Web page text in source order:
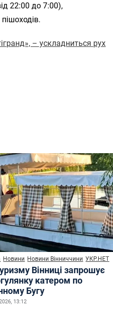
22:00 до 7:00),
– ускладниться рух
Новини Новини Вінниччини УКР.НЕТ
Вінниці запрошує
катером по
Бугу
13:12